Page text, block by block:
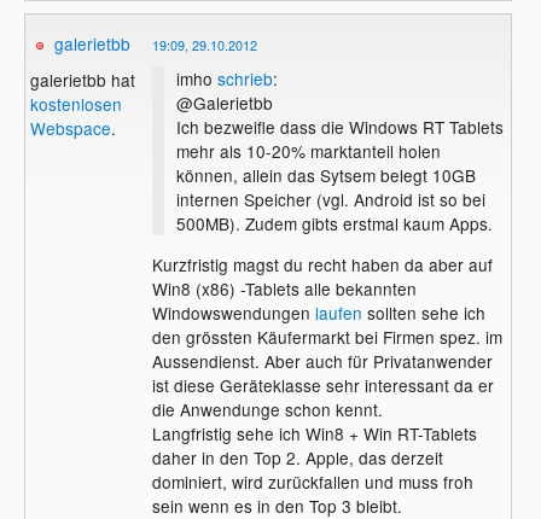
galerietbb
galerietbb hat
kostenlosen
Webspace.
19:09, 29.10.2012
imho schrieb:
@Galerietbb
Ich bezweifle dass die Windows RT Tablets
mehr als 10-20% marktanteil holen
können, allein das Sytsem belegt 10GB
internen Speicher (vgl. Android ist so bei
500MB). Zudem gibts erstmal kaum Apps.
Kurzfristig magst du recht haben da aber auf
Win8 (x86) -Tablets alle bekannten
Windowswendungen laufen sollten sehe ich
den grössten Käufermarkt bei Firmen spez. im
Aussendienst. Aber auch für Privatanwender
ist diese Geräteklasse sehr interessant da er
die Anwendunge schon kennt.
Langfristig sehe ich Win8 + Win RT-Tablets
daher in den Top 2. Apple, das derzeit
dominiert, wird zurückfallen und muss froh
sein wenn es in den Top 3 bleibt.